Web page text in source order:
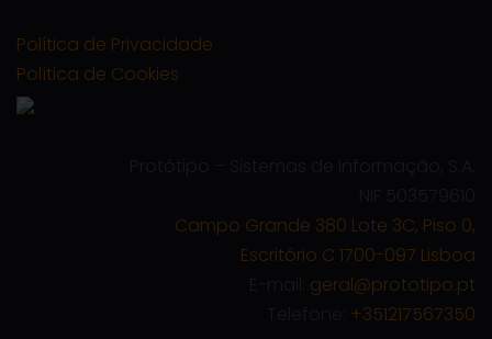
Política de Privacidade
Política de Cookies
Campo Grande 380 Lote 3C, Piso 0,
Escritório C 1700-097 Lisboa
geral@prototipo.pt
+351217567350